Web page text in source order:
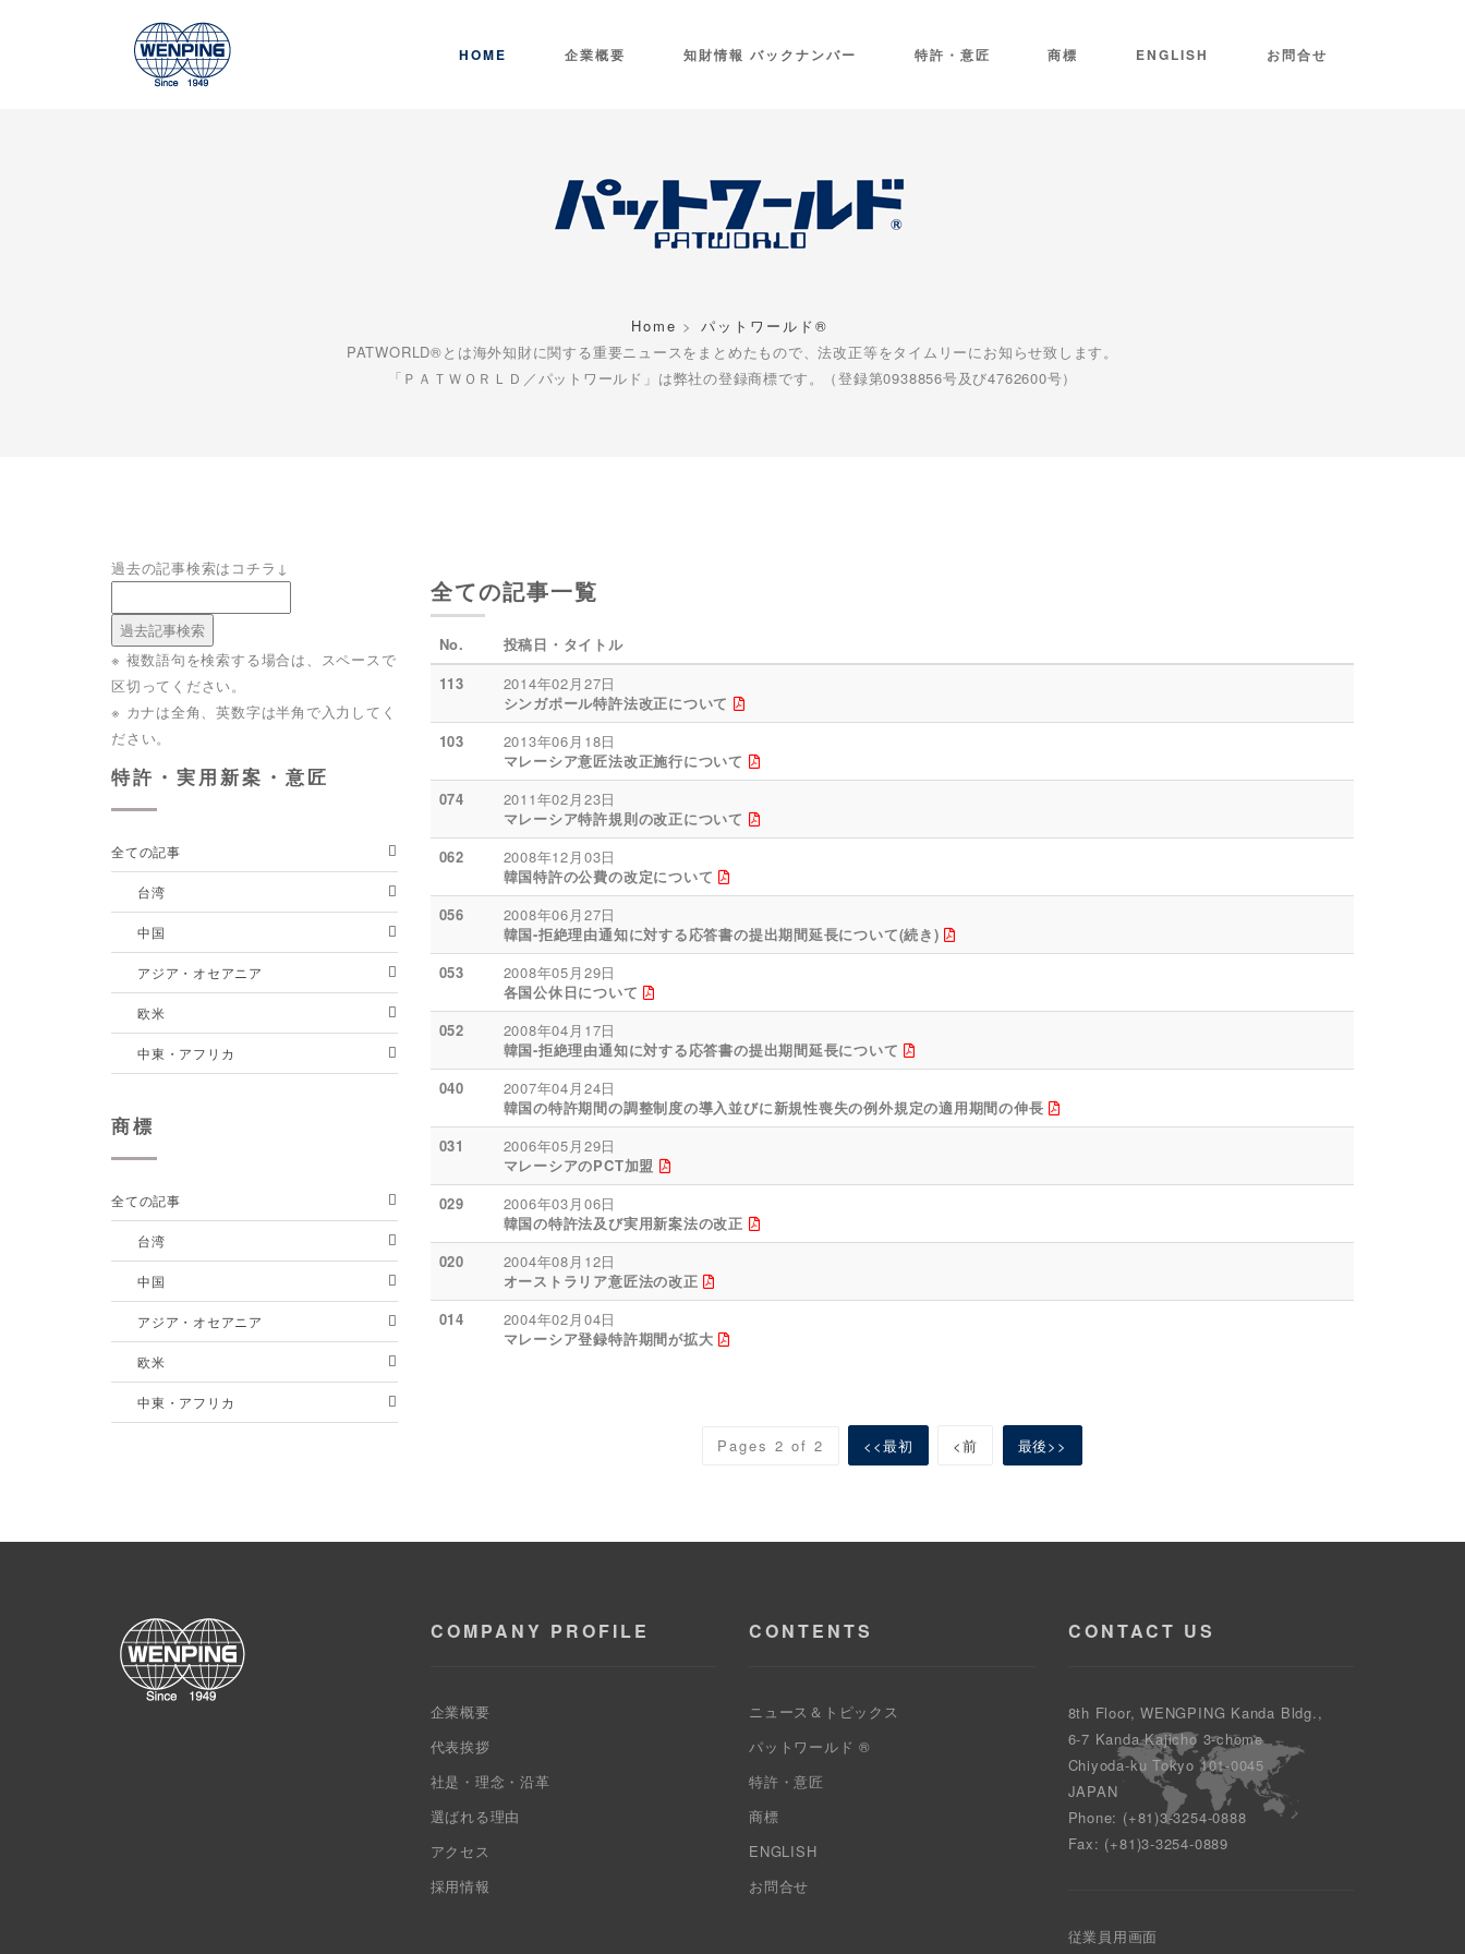
HOME 企業概要 知財情報 バックナンバー 特許・意匠 商標 ENGLISH お問合せ
Home
パットワールド®
PATWORLD®とは海外知財に関する重要ニュースをまとめたもので、法改正等をタイムリーにお知らせ致します。
「ＰＡＴＷＯＲＬＤ／パットワールド」は弊社の登録商標です。（登録第0938856号及び4762600号）
過去の記事検索はコチラ↓
※ 複数語句を検索する場合は、スペースで
区切ってください。
※ カナは全角、英数字は半角で入力してく
ださい。
特許・実用新案・意匠
全ての記事
台湾
中国
アジア・オセアニア
欧米
中東・アフリカ
商標
全ての記事
台湾
中国
アジア・オセアニア
欧米
中東・アフリカ
全ての記事一覧
No.
投稿日・タイトル
113
2014年02月27日
シンガポール特許法改正について
103
2013年06月18日
マレーシア意匠法改正施行について
074
2011年02月23日
マレーシア特許規則の改正について
062
2008年12月03日
韓国特許の公費の改定について
056
2008年06月27日
韓国-拒絶理由通知に対する応答書の提出期間延長について(続き)
053
2008年05月29日
各国公休日について
052
2008年04月17日
韓国-拒絶理由通知に対する応答書の提出期間延長について
040
2007年04月24日
韓国の特許期間の調整制度の導入並びに新規性喪失の例外規定の適用期間の伸長
031
2006年05月29日
マレーシアのPCT加盟
029
2006年03月06日
韓国の特許法及び実用新案法の改正
020
2004年08月12日
オーストラリア意匠法の改正
014
2004年02月04日
マレーシア登録特許期間が拡大
Pages 2 of 2 <<最初 <前 最後>>
COMPANY PROFILE
企業概要
代表挨拶
社是・理念・沿革
選ばれる理由
アクセス
採用情報
CONTENTS
ニュース＆トピックス
パットワールド ®
特許・意匠
商標
ENGLISH
お問合せ
CONTACT US
8th Floor, WENGPING Kanda Bldg.,
6-7 Kanda Kajicho 3-chome
Chiyoda-ku Tokyo 101-0045
JAPAN
Phone: (+81)3-3254-0888
Fax: (+81)3-3254-0889
従業員用画面